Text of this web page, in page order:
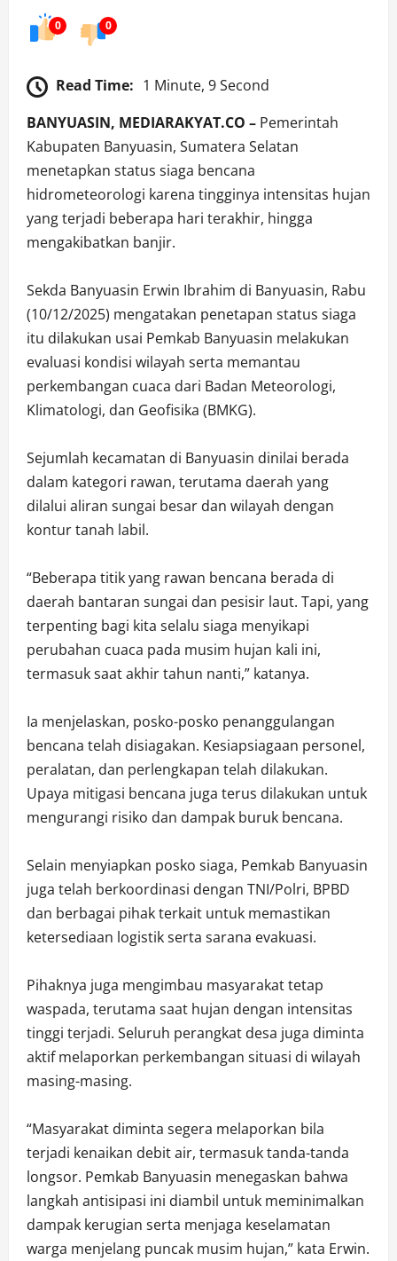
0 0
Read Time: 1 Minute, 9 Second
BANYUASIN, MEDIARAKYAT.CO – Pemerintah
Kabupaten Banyuasin, Sumatera Selatan
menetapkan status siaga bencana
hidrometeorologi karena tingginya intensitas hujan
yang terjadi beberapa hari terakhir, hingga
mengakibatkan banjir.
Sekda Banyuasin Erwin Ibrahim di Banyuasin, Rabu
(10/12/2025) mengatakan penetapan status siaga
itu dilakukan usai Pemkab Banyuasin melakukan
evaluasi kondisi wilayah serta memantau
perkembangan cuaca dari Badan Meteorologi,
Klimatologi, dan Geofisika (BMKG).
Sejumlah kecamatan di Banyuasin dinilai berada
dalam kategori rawan, terutama daerah yang
dilalui aliran sungai besar dan wilayah dengan
kontur tanah labil.
“Beberapa titik yang rawan bencana berada di
daerah bantaran sungai dan pesisir laut. Tapi, yang
terpenting bagi kita selalu siaga menyikapi
perubahan cuaca pada musim hujan kali ini,
termasuk saat akhir tahun nanti,” katanya.
Ia menjelaskan, posko-posko penanggulangan
bencana telah disiagakan. Kesiapsiagaan personel,
peralatan, dan perlengkapan telah dilakukan.
Upaya mitigasi bencana juga terus dilakukan untuk
mengurangi risiko dan dampak buruk bencana.
Selain menyiapkan posko siaga, Pemkab Banyuasin
juga telah berkoordinasi dengan TNI/Polri, BPBD
dan berbagai pihak terkait untuk memastikan
ketersediaan logistik serta sarana evakuasi.
Pihaknya juga mengimbau masyarakat tetap
waspada, terutama saat hujan dengan intensitas
tinggi terjadi. Seluruh perangkat desa juga diminta
aktif melaporkan perkembangan situasi di wilayah
masing-masing.
“Masyarakat diminta segera melaporkan bila
terjadi kenaikan debit air, termasuk tanda-tanda
longsor. Pemkab Banyuasin menegaskan bahwa
langkah antisipasi ini diambil untuk meminimalkan
dampak kerugian serta menjaga keselamatan
warga menjelang puncak musim hujan,” kata Erwin.